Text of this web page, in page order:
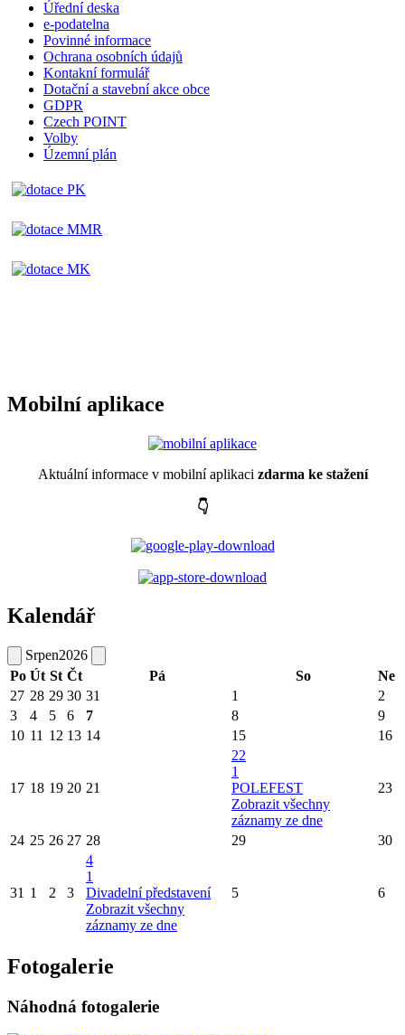
Úřední deska
e-podatelna
Povinné informace
Ochrana osobních údajů
Kontakní formulář
Dotační a stavební akce obce
GDPR
Czech POINT
Volby
Územní plán
Mobilní aplikace
Aktuální informace v mobilní aplikaci zdarma ke stažení
👇
Kalendář
Srpen2026
Po Út St Čt Pá So
Ne
27 28 29 30 31 1
2
3
4 5 6 7 8
9
10 11 12 13 14 15 16
17 18 19 20 21
22
1
POLEFEST
Zobrazit všechny
záznamy ze dne
23
24 25 26 27 28 29 30
31 1 2 3
4
1
Divadelní představení
Zobrazit všechny
záznamy ze dne
5 6
Fotogalerie
Náhodná fotogalerie